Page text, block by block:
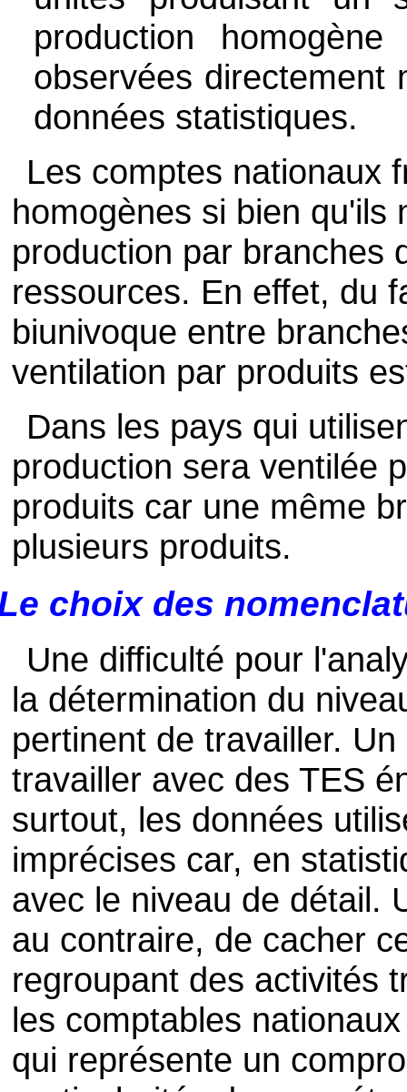
production
observées directement
données statistiques.
Les comptes nationaux
homogènes si bien qu'ils
production par branches
ressources. En effet, du
biunivoque entre
ventilation par produits
Dans les pays qui
production sera ventilée
produits car une même
plusieurs produits.
choix des
Une difficulté pour
la détermination du
pertinent de travailler.
travailler avec des TES
surtout, les données
imprécises car, en
avec le niveau de détail.
au contraire, de cacher
regroupant des activités
les comptables
qui représente un